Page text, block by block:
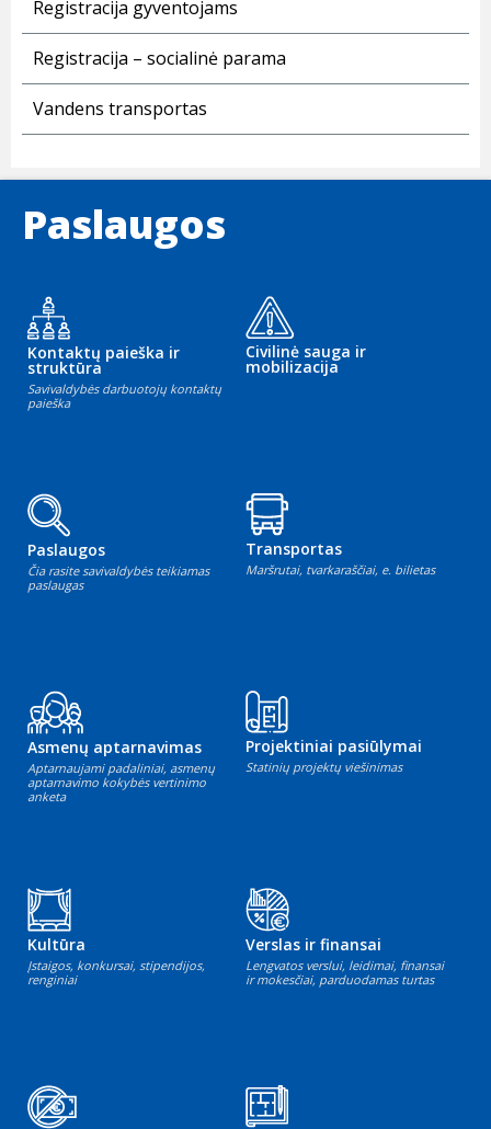
Registracija gyventojams
Registracija – socialinė parama
Vandens transportas
Paslaugos
Kontaktų paieška ir
struktūra
Savivaldybės darbuotojų kontaktų
paieška
Civilinė sauga ir
mobilizacija
Paslaugos
Čia rasite savivaldybės teikiamas
paslaugas
Transportas
Maršrutai, tvarkaraščiai, e. bilietas
Asmenų aptarnavimas
Aptarnaujami padaliniai, asmenų
aptarnavimo kokybės vertinimo
anketa
Projektiniai pasiūlymai
Statinių projektų viešinimas
Kultūra
Įstaigos, konkursai, stipendijos,
renginiai
Verslas ir finansai
Lengvatos verslui, leidimai, finansai
ir mokesčiai, parduodamas turtas